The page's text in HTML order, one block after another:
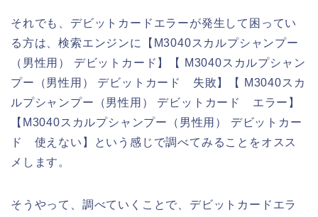
それでも、デビットカードエラーが発生して困ってい
る方は、検索エンジンに【M3040スカルプシャンプー
（男性用） デビットカード】【 M3040スカルプシャン
プー（男性用） デビットカード 失敗】【 M3040スカ
ルプシャンプー（男性用） デビットカード エラー】
【M3040スカルプシャンプー（男性用） デビットカー
ド 使えない】という感じで調べてみることをオスス
メします。
そうやって、調べていくことで、デビットカードエラ